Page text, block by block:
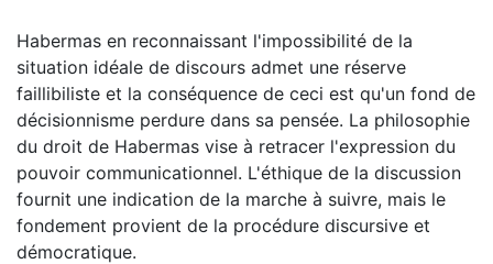
Habermas en reconnaissant l'impossibilité de la
situation idéale de discours admet une réserve
faillibiliste et la conséquence de ceci est qu'un fond de
décisionnisme perdure dans sa pensée. La philosophie
du droit de Habermas vise à retracer l'expression du
pouvoir communicationnel. L'éthique de la discussion
fournit une indication de la marche à suivre, mais le
fondement provient de la procédure discursive et
démocratique.